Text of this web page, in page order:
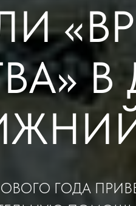
ГОДА